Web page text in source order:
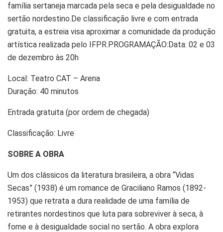
família sertaneja marcada pela seca e pela desigualdade no
sertão nordestino.​De classificação livre e com entrada
gratuita, a estreia visa aproximar a comunidade da produção
artística realizada pelo IFPR.PROGRAMAÇÃO:Data: 02 e 03
de dezembro às 20h
Local: Teatro CAT – Arena
Duração: 40 minutos
Entrada gratuita (por ordem de chegada)
Classificação: Livre
SOBRE A OBRA
Um dos clássicos da literatura brasileira, a obra “Vidas
Secas” (1938) é um romance de Graciliano Ramos (1892-
1953) que retrata a dura realidade de uma família de
retirantes nordestinos que luta para sobreviver à seca, à
fome e à desigualdade social no sertão. A obra explora